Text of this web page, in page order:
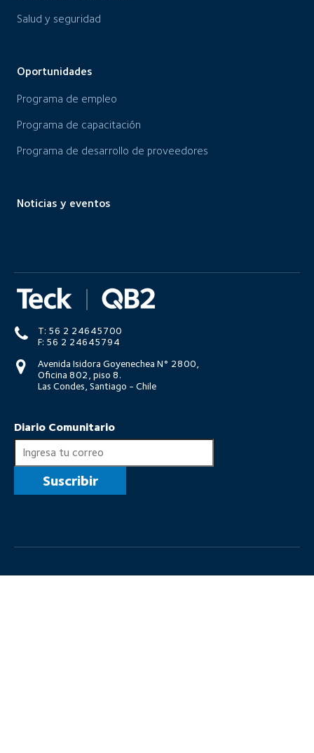
Salud y seguridad
Oportunidades
Programa de empleo
Programa de capacitación
Programa de desarrollo de proveedores
Noticias y eventos
T: 56 2 24645700
F: 56 2 24645794
Avenida Isidora Goyenechea N° 2800,
Oficina 802, piso 8.
Las Condes, Santiago - Chile
Diario Comunitario